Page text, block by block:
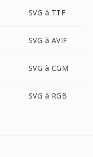
SVG à TTF
SVG à AVIF
SVG à CGM
SVG à RGB